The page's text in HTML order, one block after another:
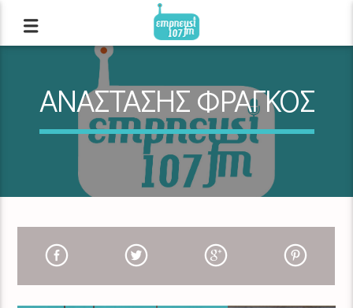
ΑΝΑΣΤΑΣΗΣ ΦΡΑΓΚΟΣ